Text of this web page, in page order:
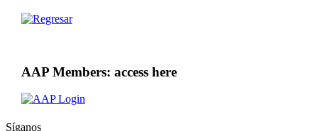
AAP Members: access here
Síganos